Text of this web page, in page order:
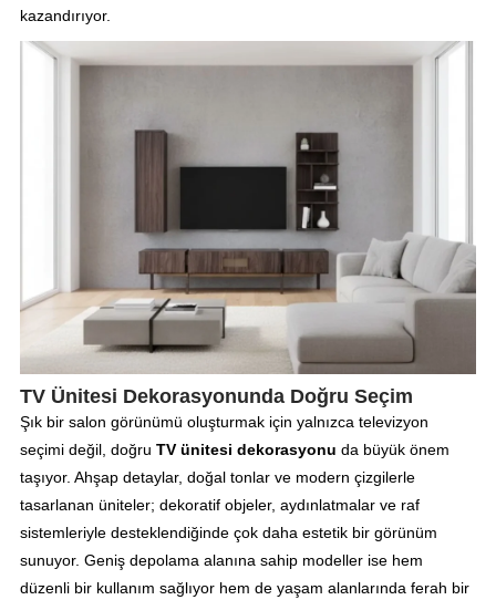
kazandırıyor.
TV Ünitesi Dekorasyonunda Doğru Seçim
Şık bir salon görünümü oluşturmak için yalnızca televizyon
seçimi değil, doğru TV ünitesi dekorasyonu da büyük önem
taşıyor. Ahşap detaylar, doğal tonlar ve modern çizgilerle
tasarlanan üniteler; dekoratif objeler, aydınlatmalar ve raf
sistemleriyle desteklendiğinde çok daha estetik bir görünüm
sunuyor. Geniş depolama alanına sahip modeller ise hem
düzenli bir kullanım sağlıyor hem de yaşam alanlarında ferah bir